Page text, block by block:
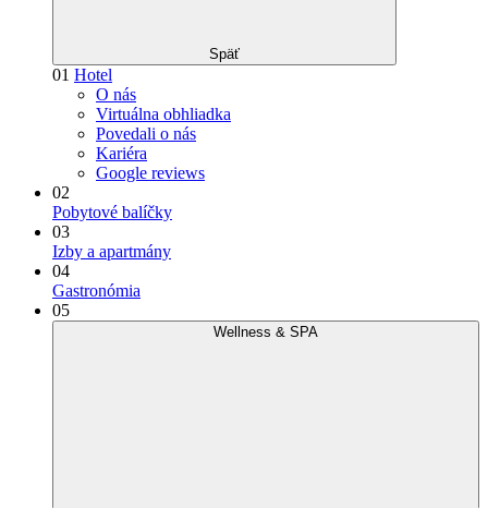
Späť
01 Hotel
O nás
Virtuálna obhliadka
Povedali o nás
Kariéra
Google reviews
02
Pobytové balíčky
03
Izby a apartmány
04
Gastronómia
05
Wellness & SPA